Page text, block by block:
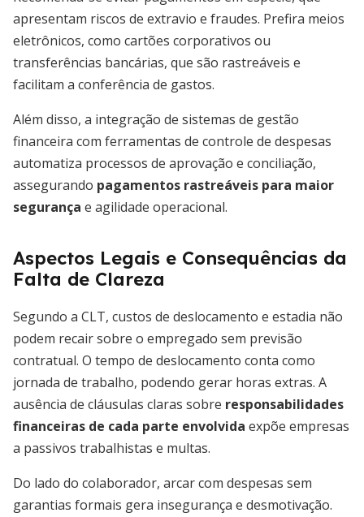
apresentam riscos de extravio e fraudes. Prefira meios
eletrônicos, como cartões corporativos ou
transferências bancárias, que são rastreáveis e
facilitam a conferência de gastos.
Além disso, a integração de sistemas de gestão
financeira com ferramentas de controle de despesas
automatiza processos de aprovação e conciliação,
assegurando pagamentos rastreáveis para maior
segurança e agilidade operacional.
Aspectos Legais e Consequências da
Falta de Clareza
Segundo a CLT, custos de deslocamento e estadia não
podem recair sobre o empregado sem previsão
contratual. O tempo de deslocamento conta como
jornada de trabalho, podendo gerar horas extras. A
ausência de cláusulas claras sobre responsabilidades
financeiras de cada parte envolvida expõe empresas
a passivos trabalhistas e multas.
Do lado do colaborador, arcar com despesas sem
garantias formais gera insegurança e desmotivação.